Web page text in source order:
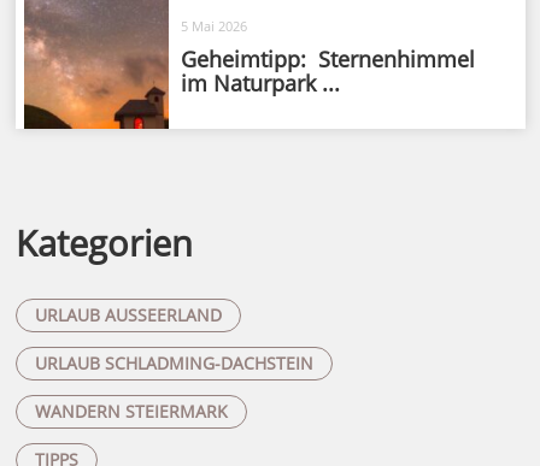
5 Mai 2026
Geheimtipp: Sternenhimmel
im Naturpark ...
Kategorien
URLAUB AUSSEERLAND
URLAUB SCHLADMING-DACHSTEIN
WANDERN STEIERMARK
TIPPS